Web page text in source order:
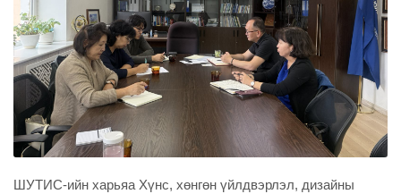
ШУТИС-ийн харьяа Хүнс, хөнгөн үйлдвэрлэл, дизайны